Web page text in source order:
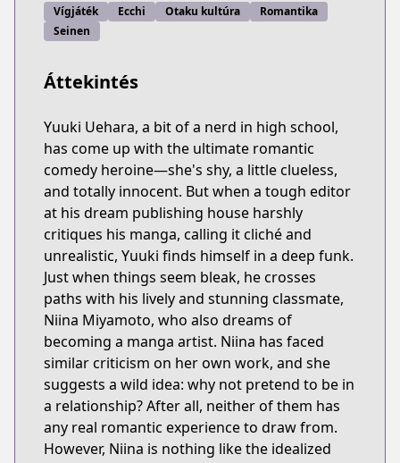
Vígjáték Ecchi Otaku kultúra
Romantika
Seinen
Áttekintés
Yuuki Uehara, a bit of a nerd in high school,
has come up with the ultimate romantic
comedy heroine—she's shy, a little clueless,
and totally innocent. But when a tough editor
at his dream publishing house harshly
critiques his manga, calling it cliché and
unrealistic, Yuuki finds himself in a deep funk.
Just when things seem bleak, he crosses
paths with his lively and stunning classmate,
Niina Miyamoto, who also dreams of
becoming a manga artist. Niina has faced
similar criticism on her own work, and she
suggests a wild idea: why not pretend to be in
a relationship? After all, neither of them has
any real romantic experience to draw from.
However, Niina is nothing like the idealized